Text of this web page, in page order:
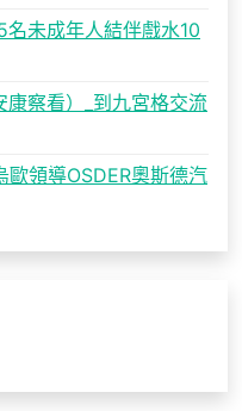
名未成年人結伴戲水10
察看）_到九宮格交流
領導OSDER奧斯德汽